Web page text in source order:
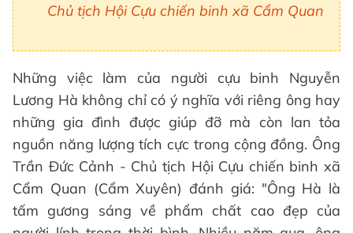
Chủ tịch Hội Cựu chiến binh xã Cẩm Quan
Những việc làm của người cựu binh Nguyễn
Lương Hà không chỉ có ý nghĩa với riêng ông hay
những gia đình được giúp đỡ mà còn lan tỏa
nguồn năng lượng tích cực trong cộng đồng. Ông
Trần Đức Cảnh - Chủ tịch Hội Cựu chiến binh xã
Cẩm Quan (Cẩm Xuyên) đánh giá: "Ông Hà là
tấm gương sáng về phẩm chất cao đẹp của